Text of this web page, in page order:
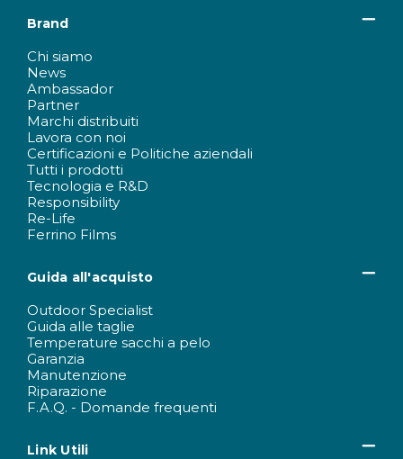
Brand
Chi siamo
News
Ambassador
Partner
Marchi distribuiti
Lavora con noi
Certificazioni e Politiche aziendali
Tutti i prodotti
Tecnologia e R&D
Responsibility
Re-Life
Ferrino Films
Guida all'acquisto
Outdoor Specialist
Guida alle taglie
Temperature sacchi a pelo
Garanzia
Manutenzione
Riparazione
F.A.Q. - Domande frequenti
Link Utili